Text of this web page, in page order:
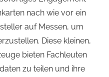
nach wie vor ein
auf Messen, um
Diese kleinen,
bieten Fachleuten
zu teilen und ihre